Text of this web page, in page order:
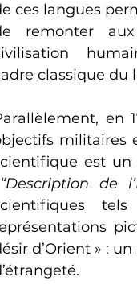
ces langues
remonter
classique du
en
militaires
est un
“Description de
d’Orient » :